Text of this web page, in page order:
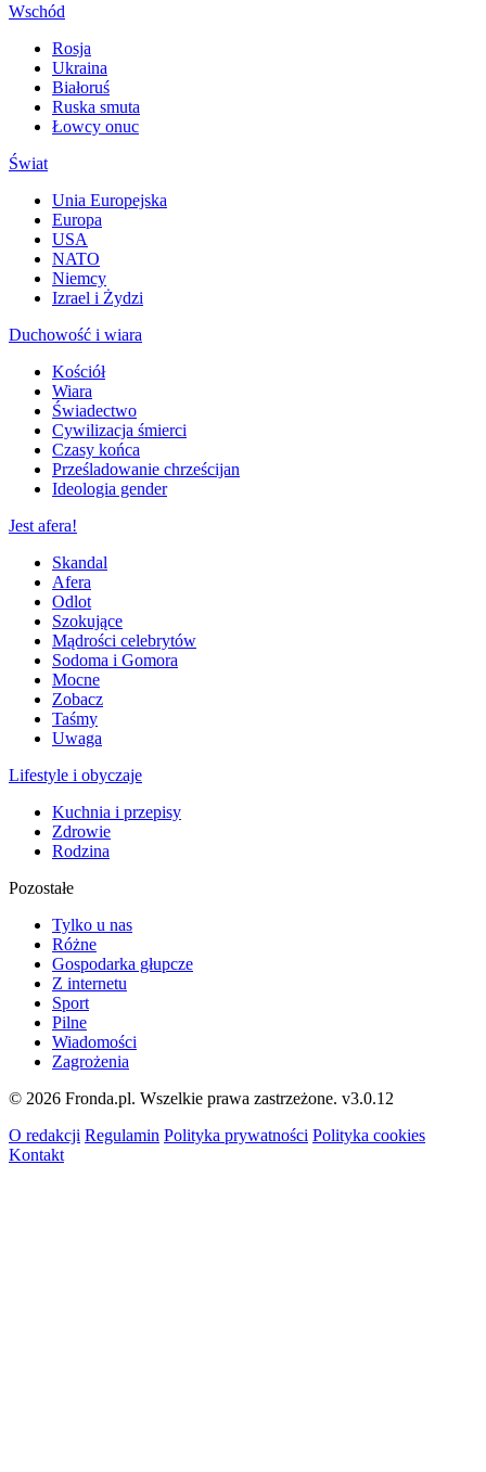
Wschód
Rosja
Ukraina
Białoruś
Ruska smuta
Łowcy onuc
Świat
Unia Europejska
Europa
USA
NATO
Niemcy
Izrael i Żydzi
Duchowość i wiara
Kościół
Wiara
Świadectwo
Cywilizacja śmierci
Czasy końca
Prześladowanie chrześcijan
Ideologia gender
Jest afera!
Skandal
Afera
Odlot
Szokujące
Mądrości celebrytów
Sodoma i Gomora
Mocne
Zobacz
Taśmy
Uwaga
Lifestyle i obyczaje
Kuchnia i przepisy
Zdrowie
Rodzina
Pozostałe
Tylko u nas
Różne
Gospodarka głupcze
Z internetu
Sport
Pilne
Wiadomości
Zagrożenia
© 2026 Fronda.pl. Wszelkie prawa zastrzeżone. v3.0.12
O redakcji Regulamin Polityka prywatności Polityka cookies
Kontakt